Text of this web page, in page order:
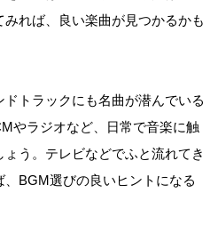
れば、良い楽曲が見つかるかも
トラックにも名曲が潜んでいる
やラジオなど、日常で音楽に触
う。テレビなどでふと流れてき
BGM選びの良いヒントになる